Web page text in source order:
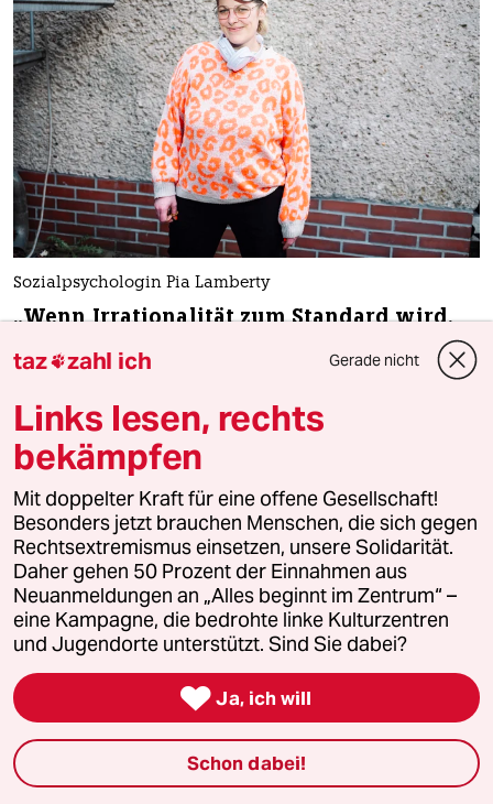
Sozialpsychologin Pia Lamberty
„Wenn Irrationalität zum Standard wird,
Pia Lamberty wurde mit ihrer Forschung zu
Frage nach, wie man sich engagiert, ohne daran zu
zerbrechen.
Interview von Karlotta Ehrenberg
18.7.2026
taz zahl ich Gerade nicht
Links lesen, rechts
bekämpfen
Mit doppelter Kraft für eine offene Gesellschaft!
Besonders jetzt brauchen Menschen, die sich gegen
Rechtsextremismus einsetzen, unsere Solidarität.
Daher gehen 50 Prozent der Einnahmen aus
Neuanmeldungen an „Alles beginnt im Zentrum“ –
eine Kampagne, die bedrohte linke Kulturzentren
und Jugendorte unterstützt. Sind Sie dabei?
 Ja, ich will
Schon dabei!